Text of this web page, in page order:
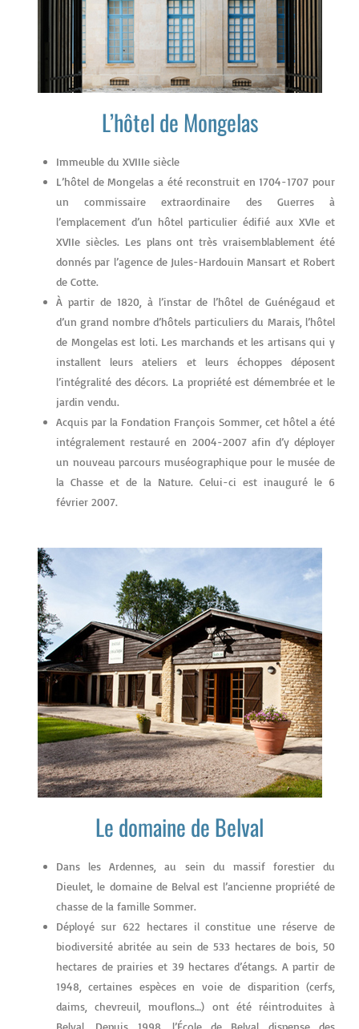
L’hôtel de Mongelas
Immeuble du XVIIIe siècle
L’hôtel de Mongelas a été reconstruit en 1704-1707 pour
un commissaire extraordinaire des Guerres à
l’emplacement d’un hôtel particulier édifié aux XVIe et
XVIIe siècles. Les plans ont très vraisemblablement été
donnés par l’agence de Jules-Hardouin Mansart et Robert
de Cotte.
À partir de 1820, à l’instar de l’hôtel de Guénégaud et
d’un grand nombre d’hôtels particuliers du Marais, l’hôtel
de Mongelas est loti. Les marchands et les artisans qui y
installent leurs ateliers et leurs échoppes déposent
l’intégralité des décors. La propriété est démembrée et le
jardin vendu.
Acquis par la Fondation François Sommer, cet hôtel a été
intégralement restauré en 2004-2007 afin d’y déployer
un nouveau parcours muséographique pour le musée de
la Chasse et de la Nature. Celui-ci est inauguré le 6
février 2007.
Le domaine de Belval
Dans les Ardennes, au sein du massif forestier du
Dieulet, le domaine de Belval est l’ancienne propriété de
chasse de la famille Sommer.
Déployé sur 622 hectares il constitue une réserve de
biodiversité abritée au sein de 533 hectares de bois, 50
hectares de prairies et 39 hectares d’étangs. A partir de
1948, certaines espèces en voie de disparition (cerfs,
daims, chevreuil, mouflons…) ont été réintroduites à
Belval. Depuis 1998, l’École de Belval dispense des